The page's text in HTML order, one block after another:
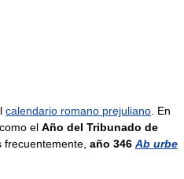
calendario romano prejuliano . En
el Año del Tribunado de
frecuentemente, año 346 Ab urbe